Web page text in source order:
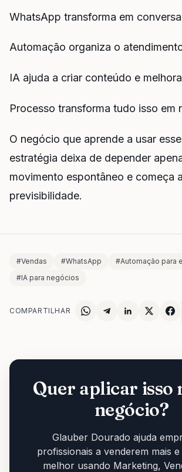
WhatsApp transforma em
Automação organiza o
IA ajuda a criar conteúdo e
Processo transforma tudo isso em
O negócio que aprende a usar
estratégia deixa de depender
movimento espontâneo e começa
previsibilidade.
#Vendas #WhatsApp #Automação para
#IA para negócios
COMPARTILHAR
Quer aplicar isso
negócio?
Glauber Dourado ajuda
profissionais a venderem mais
melhor usando Marketing,